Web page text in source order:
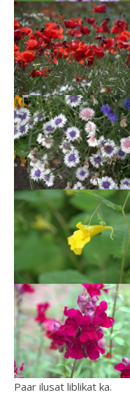
Paar ilusat liblikat ka.